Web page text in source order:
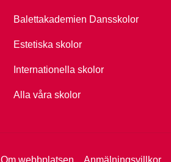
Balettakademien Dansskolor
Estetiska skolor
Internationella skolor
Alla våra skolor
Om webbplatsen Anmälningsvillkor